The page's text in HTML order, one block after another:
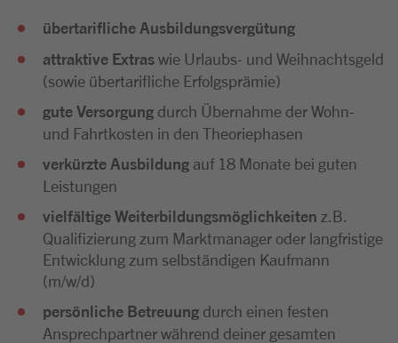
übertarifliche Ausbildungsvergütung
attraktive Extraswie Urlaubs- und Weihnachtsgeld
(sowie übertarifliche Erfolgsprämie)
gute Versorgung durch Übernahme der Wohn-
und Fahrtkosten in den Theoriephasen
verkürzte Ausbildung auf 18 Monate bei guten
Leistungen
vielfältige Weiterbildungsmöglichkeiten z.B.
Qualifizierung zum Marktmanager oder langfristige
Entwicklung zum selbständigen Kaufmann
(m/w/d)
persönliche Betreuung durch einen festen
Ansprechpartner während deiner gesamten